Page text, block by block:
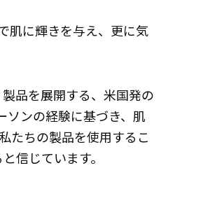
肌に輝きを与え、更に気
品を展開する、米国発の
ソンの経験に基づき、肌
たちの製品を使用するこ
信じています。